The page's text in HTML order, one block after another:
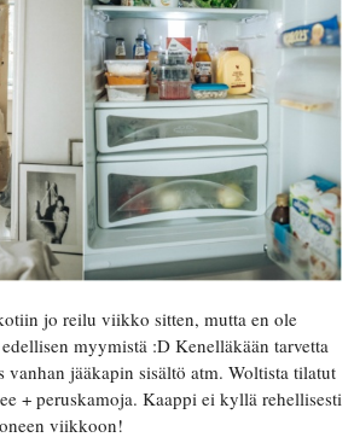
jo reilu viikko sitten, mutta en ole
myymistä :D Kenelläkään tarvetta
vanhan jääkapin sisältö atm. Woltista tilatut
+ peruskamoja. Kaappi ei kyllä rehellisesti
viikkoon!